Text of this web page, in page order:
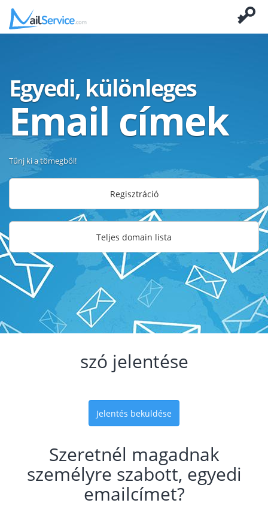
Egyedi, különleges
Email címek
Tűnj ki a tömegből!
Regisztráció
Teljes domain lista
szó jelentése
Jelentés beküldése
Szeretnél magadnak
személyre szabott, egyedi
emailcímet?